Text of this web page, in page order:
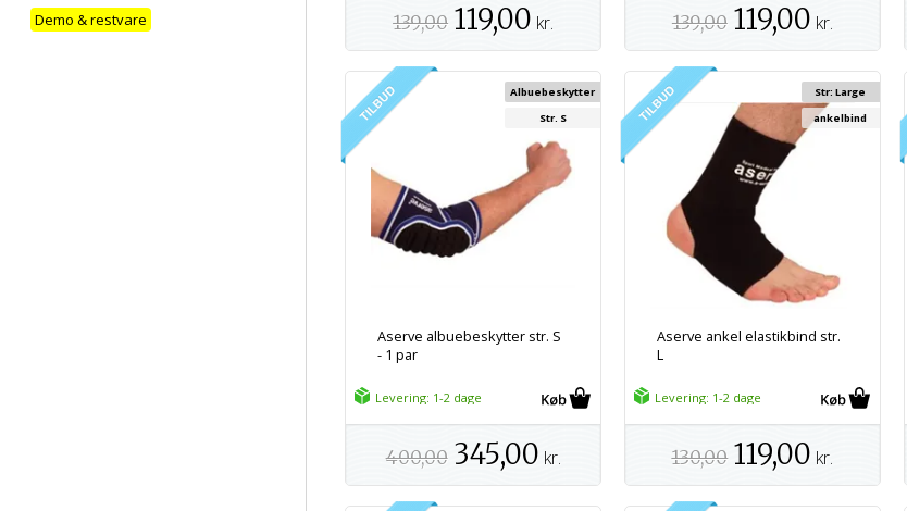
Demo & restvare
139,00 119,00 kr. 139,00 119,00 kr.
Aserve albuebeskytter str. S
- 1 par
Albuebeskytter
Str. S
Levering: 1-2 dage
400,00 345,00 kr.
Aserve ankel elastikbind str.
L
Str: Large
ankelbind
Levering: 1-2 dage
130,00 119,00 kr.